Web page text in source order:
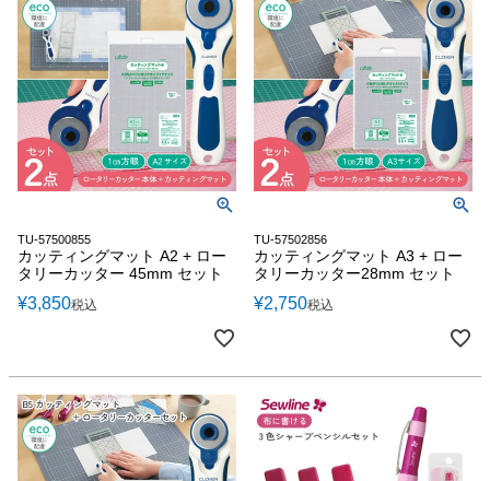
TU-57500855
カッティングマット A2 + ロー
タリーカッター 45mm セット
¥3,850税込
TU-57502856
カッティングマット A3 + ロー
タリーカッター28mm セット
¥2,750税込